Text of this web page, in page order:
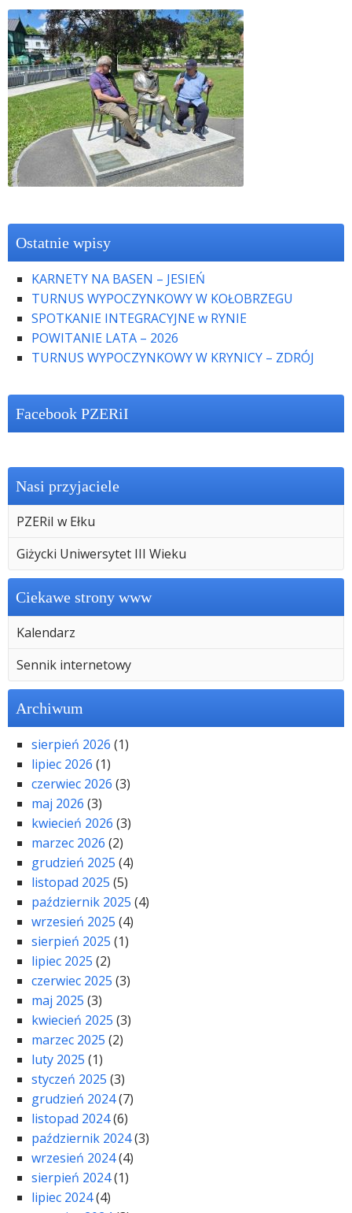
Ostatnie wpisy
KARNETY NA BASEN – JESIEŃ
TURNUS WYPOCZYNKOWY W KOŁOBRZEGU
SPOTKANIE INTEGRACYJNE w RYNIE
POWITANIE LATA – 2026
TURNUS WYPOCZYNKOWY W KRYNICY – ZDRÓJ
Facebook PZERiI
Nasi przyjaciele
PZERiI w Ełku
Giżycki Uniwersytet III Wieku
Ciekawe strony www
Kalendarz
Sennik internetowy
Archiwum
sierpień 2026 (1)
lipiec 2026 (1)
czerwiec 2026 (3)
maj 2026 (3)
kwiecień 2026 (3)
marzec 2026 (2)
grudzień 2025 (4)
listopad 2025 (5)
październik 2025 (4)
wrzesień 2025 (4)
sierpień 2025 (1)
lipiec 2025 (2)
czerwiec 2025 (3)
maj 2025 (3)
kwiecień 2025 (3)
marzec 2025 (2)
luty 2025 (1)
styczeń 2025 (3)
grudzień 2024(7)
listopad 2024(6)
październik 2024(3)
wrzesień 2024(4)
sierpień 2024(1)
lipiec 2024(4)